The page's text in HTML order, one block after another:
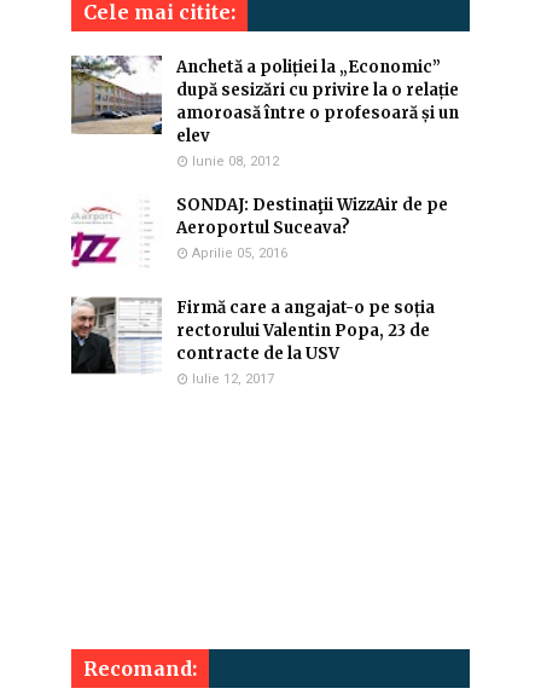
Cele mai citite:
Anchetă a poliției la „Economic”
după sesizări cu privire la o relație
amoroasă între o profesoară și un
elev
Iunie 08, 2012
SONDAJ: Destinaţii WizzAir de pe
Aeroportul Suceava?
Aprilie 05, 2016
Firmă care a angajat-o pe soția
rectorului Valentin Popa, 23 de
contracte de la USV
Iulie 12, 2017
Recomand: